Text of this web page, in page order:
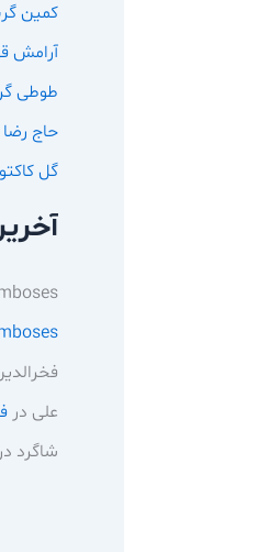
کمین
آرامش
طوطی
حاج
گل
علی در
شاگرد در